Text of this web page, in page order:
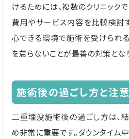
けるためには、複数のクリニック
費用やサービス内容を比較検討
心できる環境で施術を受けられ
を怠らないことが最善の対策とな
施術後の過ごし方と注
二重埋没施術後の過ごし方は、
め非常に重要です。ダウンタイム